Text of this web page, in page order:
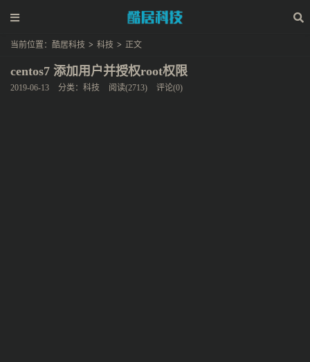
当前位置： 酷居科技 > 科技 > 正文
centos7 添加用户并授权root权限
2019-06-13 分类： 科技 阅读(2713) 评论(0)